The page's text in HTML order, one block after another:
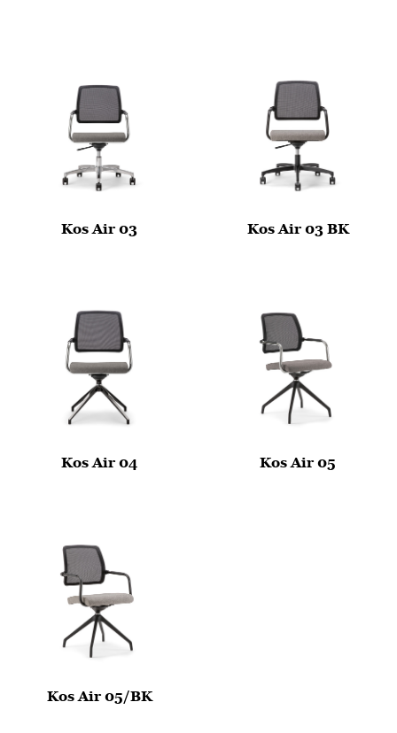
Kos Air 03 Kos Air 03 BK
Kos Air 04 Kos Air 05
Kos Air 05/BK